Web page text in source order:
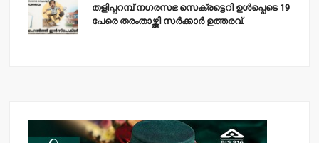
തളിപ്പറമ്പ് നഗരസഭ സെക്രട്ടെറി ഉള്‍പ്പെടെ 19
പേരെ തരംതാഴ്ത്തി സര്‍ക്കാര്‍ ഉത്തരവ്.